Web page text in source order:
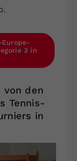
Europe-
3 in
von den
Tennis-
in